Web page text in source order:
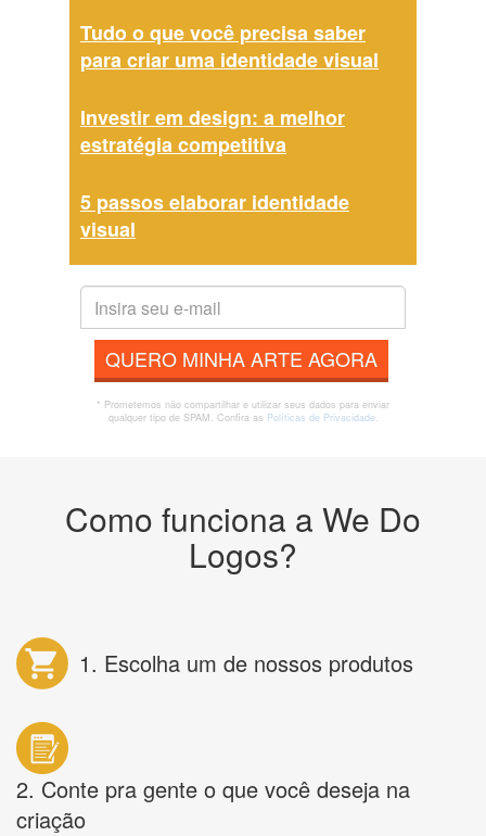
Tudo o que você precisa saber
para criar uma identidade visual
Investir em design: a melhor
estratégia competitiva
5 passos elaborar identidade
visual
QUERO MINHA ARTE AGORA
* Prometemos não compartilhar e utilizar seus dados para enviar
qualquer tipo de SPAM. Confira as Políticas de Privacidade.
Como funciona a We Do
Logos?
1. Escolha um de nossos produtos
2. Conte pra gente o que você deseja na
criação